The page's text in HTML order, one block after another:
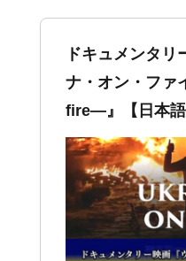
ドキュメンタリ
ナ・オン・フ
fire—』【日本語